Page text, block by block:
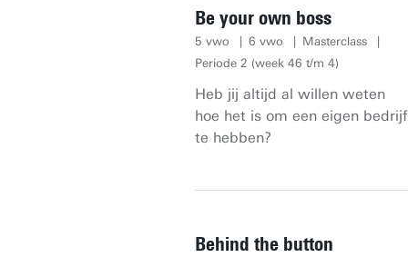
Be your own boss
5 vwo 6 vwo
Masterclass
Periode 2 (week 46 t/m 4)
Heb jij altijd al willen weten
hoe het is om een eigen bedrijf
te hebben?
Behind the button